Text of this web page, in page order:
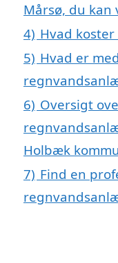
Mårsø, du
4) Hvad
5) Hvad er
6) Oversigt
Holbæk
7) Find en